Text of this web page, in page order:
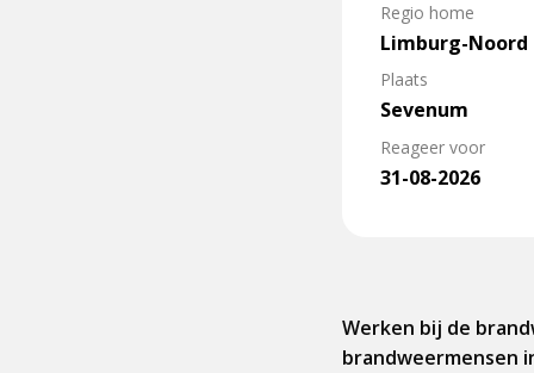
Regio home
Limburg-Noord
Plaats
Sevenum
Reageer voor
31-08-2026
Werken bij de
brandweermensen